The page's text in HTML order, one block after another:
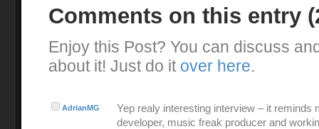
Comments on this entry
Enjoy this Post? You can discuss
about it! Just do it over here.
AdrianMG
Yep realy interesting interview – it reminds
developer, music freak producer and